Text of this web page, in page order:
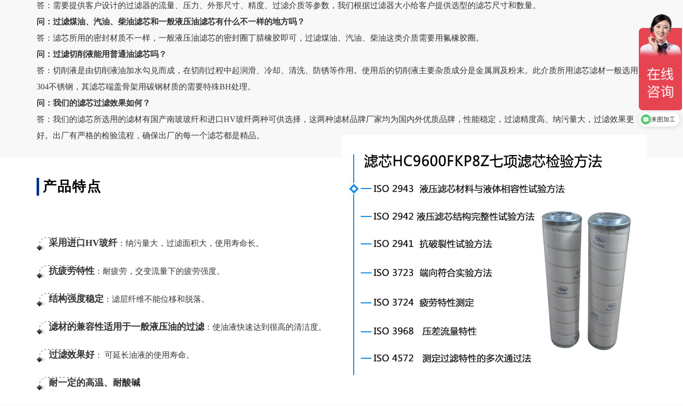
答：需要提供客户设计的过滤器的流量、压力、外形尺寸、精度、过滤介质等参数，我们根据过滤器大小给客户提供选型的滤芯尺寸和数量。
问：过滤煤油、汽油、柴油滤芯和一般液压油滤芯有什么不一样的地方吗？
答：滤芯所用的密封材质不一样，一般液压油滤芯的密封圈丁腈橡胶即可，过滤煤油、汽油、柴油这类介质需要用氟橡胶圈。
问：过滤切削液能用普通油滤芯吗？
答：切削液是由切削液油加水勾兑而成，在切削过程中起润滑、冷却、清洗、防锈等作用。使用后的切削液主要杂质成分是金属屑及粉末。此介质所用滤芯滤材一般选用
304不锈钢，其滤芯端盖骨架用碳钢材质的需要特殊BH处理。
问：我们的滤芯过滤效果如何？
答：我们的滤芯所选用的滤材有国产南玻玻纤和进口HV玻纤两种可供选择，这两种滤材品牌厂家均为国内外优质品牌，性能稳定，过滤精度高、纳污量大，过滤效果更
好。出厂有严格的检验流程，确保出厂的每一个滤芯都是精品。
产品特点
采用进口HV玻纤：纳污量大，过滤面积大，使用寿命长。
抗疲劳特性 ：耐疲劳，交变流量下的疲劳强度。
结构强度稳定 ：滤层纤维不能位移和脱落。
滤材的兼容性适用于一般液压油的过滤 ：使油液快速达到很高的清洁度。
过滤效果好： 可延长油液的使用寿命。
耐一定的高温、耐酸碱
来图加工